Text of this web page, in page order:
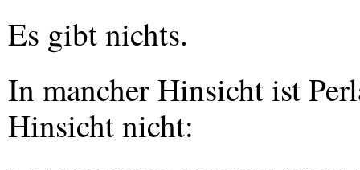
Es gibt nichts.
In mancher Hinsicht ist
Hinsicht nicht: